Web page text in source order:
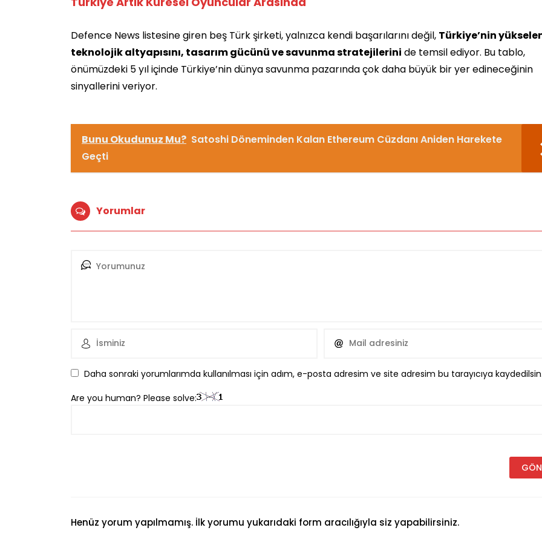
Defence News listesine giren beş Türk şirketi, yalnızca kendi başarılarını değil, Türkiye’nin
teknolojik altyapısını, tasarım gücünü ve savunma stratejilerini de temsil ediyor. Bu tablo,
önümüzdeki 5 yıl içinde Türkiye’nin dünya savunma pazarında çok daha büyük bir yer edineceğinin
sinyallerini veriyor.
Bunu Okudunuz Mu? Satoshi Döneminden Kalan Ethereum Cüzdanı Aniden Harekete
Geçti
Yorumlar
Daha sonraki yorumlarımda kullanılması için adım, e-posta adresim ve site adresim bu tarayıcıya
Are you human? Please solve:
Henüz yorum yapılmamış. İlk yorumu yukarıdaki form aracılığıyla siz yapabilirsiniz.